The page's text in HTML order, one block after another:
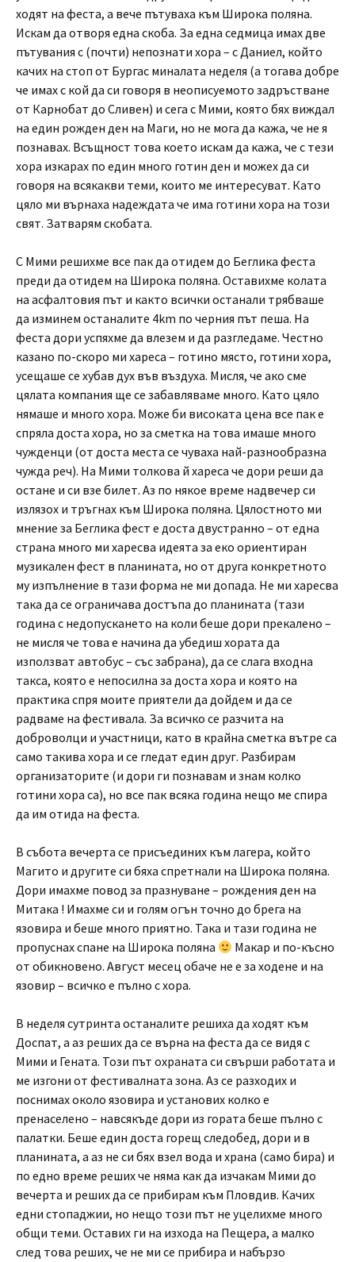
ходят на феста, а вече пътуваха към Широка поляна.
Искам да отворя една скоба. За една седмица имах две
пътувания с (почти) непознати хора – с Даниел, който
качих на стоп от Бургас миналата неделя (а тогава добре
че имах с кой да си говоря в неописуемото задръстване
от Карнобат до Сливен) и сега с Мими, която бях виждал
на един рожден ден на Маги, но не мога да кажа, че не я
познавах. Всъщност това което искам да кажа, че с тези
хора изкарах по един много готин ден и можех да си
говоря на всякакви теми, които ме интересуват. Като
цяло ми върнаха надеждата че има готини хора на този
свят. Затварям скобата.
С Мими решихме все пак да отидем до Беглика феста
преди да отидем на Широка поляна. Оставихме колата
на асфалтовия път и както всички останали трябваше
да изминем останалите 4km по черния път пеша. На
феста дори успяхме да влезем и да разгледаме. Честно
казано по-скоро ми хареса – готино място, готини хора,
усещаше се хубав дух във въздуха. Мисля, че ако сме
цялата компания ще се забавляваме много. Като цяло
нямаше и много хора. Може би високата цена все пак е
спряла доста хора, но за сметка на това имаше много
чужденци (от доста места се чуваха най-разнообразна
чужда реч). На Мими толкова й хареса че дори реши да
остане и си взе билет. Аз по някое време надвечер си
излязох и тръгнах към Широка поляна. Цялостното ми
мнение за Беглика фест е доста двустранно – от една
страна много ми харесва идеята за еко ориентиран
музикален фест в планината, но от друга конкретното
му изпълнение в тази форма не ми допада. Не ми харесва
така да се ограничава достъпа до планината (тази
година с недопускането на коли беше дори прекалено –
не мисля че това е начина да убедиш хората да
използват автобус – със забрана), да се слага входна
такса, която е непосилна за доста хора и която на
практика спря моите приятели да дойдем и да се
радваме на фестивала. За всичко се разчита на
доброволци и участници, като в крайна сметка вътре са
само такива хора и се гледат един друг. Разбирам
организаторите (и дори ги познавам и знам колко
готини хора са), но все пак всяка година нещо ме спира
да им отида на феста.
В събота вечерта се присъединих към лагера, който
Магито и другите си бяха спретнали на Широка поляна.
Дори имахме повод за празнуване – рождения ден на
Митака ! Имахме си и голям огън точно до брега на
язовира и беше много приятно. Така и тази година не
пропуснах спане на Широка поляна
Макар и по-късно
от обикновено. Август месец обаче не е за ходене и на
язовир – всичко е пълно с хора.
В неделя сутринта останалите решиха да ходят към
Доспат, а аз реших да се върна на феста да се видя с
Мими и Гената. Този път охраната си свърши работата и
ме изгони от фестивалната зона. Аз се разходих и
поснимах около язовира и установих колко е
пренаселено – навсякъде дори из гората беше пълно с
палатки. Беше един доста горещ следобед, дори и в
планината, а аз не си бях взел вода и храна (само бира) и
по едно време реших че няма как да изчакам Мими до
вечерта и реших да се прибирам към Пловдив. Качих
едни стопаджии, но нещо този път не уцелихме много
общи теми. Оставих ги на изхода на Пещера, а малко
след това реших, че не ми се прибира и набързо